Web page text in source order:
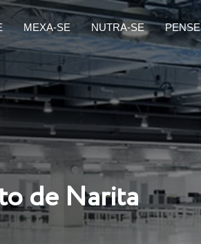
MEXA-SE NUTRA-SE PENSE
de Narita